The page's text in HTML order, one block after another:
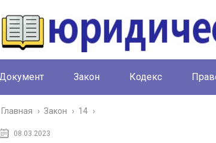
Закон Кодекс
Главная › Закон › 14 ›
08.03.2023